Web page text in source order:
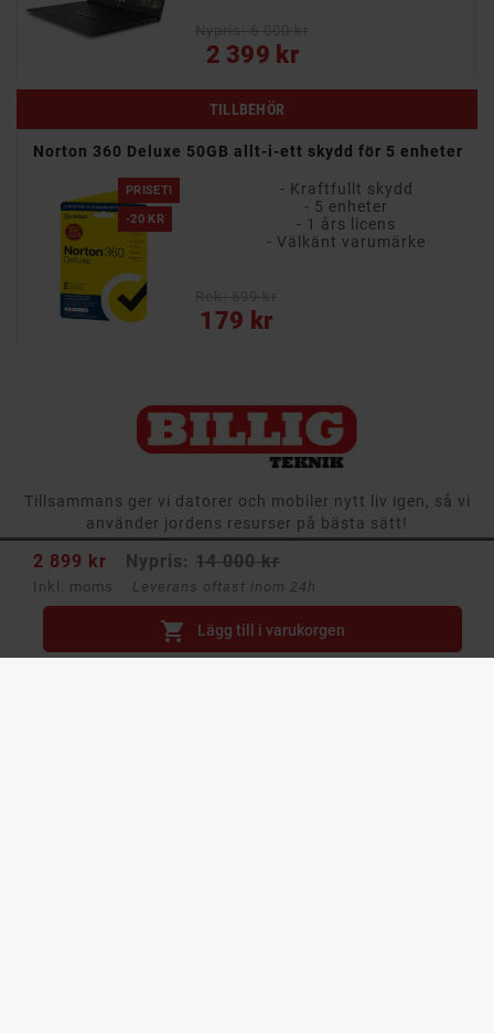
2 899 kr Nypris: 14 000 kr
Inkl. moms Leverans oftast inom 24h
 Lägg till i varukorgen
2 399 kr
Pris
TILLBEHÖR
Norton 360 Deluxe 50GB allt-i-ett skydd för 5 enheter
PRISET!
-20 KR
- Kraftfullt skydd
- 5 enheter
- 1 års licens
- Välkänt varumärke
179 kr
Vanligt pris
Pris
Tillsammans ger vi datorer och mobiler nytt liv igen, så vi
använder jordens resurser på bästa sätt!
Butiksinformation 
Navigering